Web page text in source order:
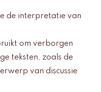
de interpretatie van
om verborgen
teksten, zoals de
van discussie